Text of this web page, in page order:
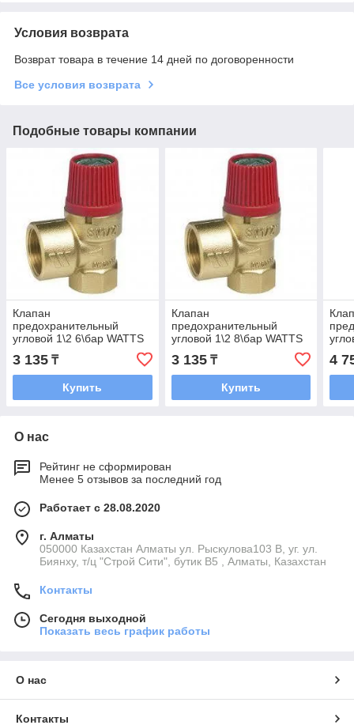
Условия возврата
Возврат товара в течение 14 дней по договоренности
Все условия возврата
Подобные товары компании
Клапан
предохранительный
угловой 1\2 6\бар WATTS
3 135 ₸
Купить
Клапан
предохранительный
угловой 1\2 8\бар WATTS
3 135₸
Купить
4
О нас
Рейтинг не сформирован
Менее 5 отзывов за последний год
Работает с 28.08.2020
г. Алматы
050000 Казахстан Алматы ул. Рыскулова103 В, уг. ул.
Биянху, т/ц "Строй Сити", бутик В5 , Алматы, Казахстан
Контакты
Сегодня выходной
Показать весь график работы
О нас
Контакты